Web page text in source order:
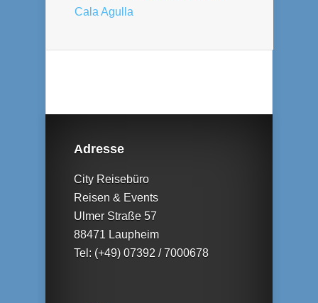
Cala Agulla
Adresse
City Reisebüro
Reisen & Events
Ulmer Straße 57
88471 Laupheim
Tel: (+49) 07392 / 7000678